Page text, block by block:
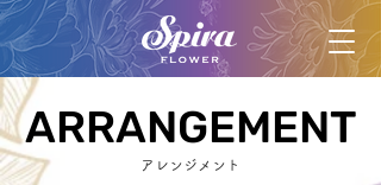
ARRANGEMENT
ARRANGEMENT
アレンジメント